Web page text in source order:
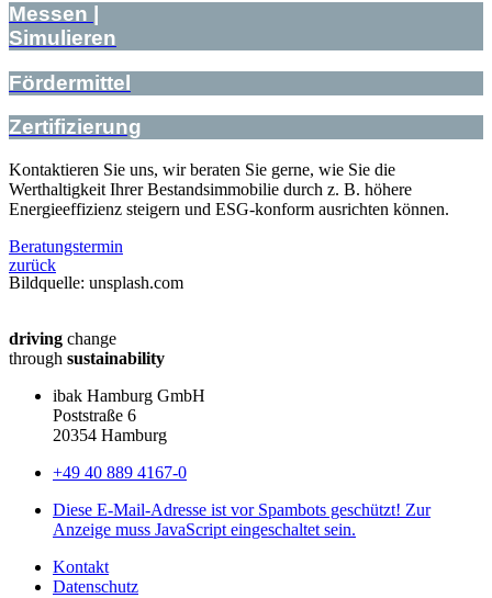
Messen |
Simulieren
Fördermittel
Zertifizierung
Kontaktieren Sie uns, wir beraten Sie gerne, wie Sie die
Werthaltigkeit Ihrer Bestandsimmobilie durch z. B. höhere
Energieeffizienz steigern und ESG-konform ausrichten können.
Beratungstermin
zurück
Bildquelle: unsplash.com
driving change
through sustainability
ibak Hamburg GmbH
Poststraße 6
20354 Hamburg
+49 40 889 4167-0
Diese E-Mail-Adresse ist vor Spambots geschützt! Zur
Anzeige muss JavaScript eingeschaltet sein.
Kontakt
Datenschutz